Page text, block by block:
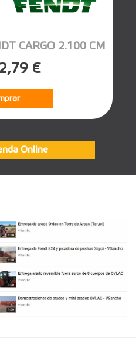
CARGO 2.100 CM
€
Online